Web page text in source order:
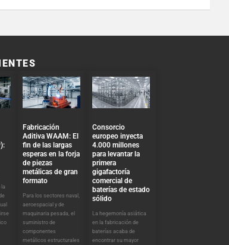
Fabricación
Aditiva WAAM: El
fin de las largas
esperas en la forja
de piezas
metálicas de gran
formato
Para los sectores naval,
aeroespacial y de
maquinaria pesada, el
suministro de
componentes
metálicos estructurales
Consorcio
europeo inyecta
4.000 millones
para levantar la
primera
gigafactoría
comercial de
baterías de estado
sólido
La hegemonía asiática
en la fabricación de
baterías acaba de
encontrar su mayor